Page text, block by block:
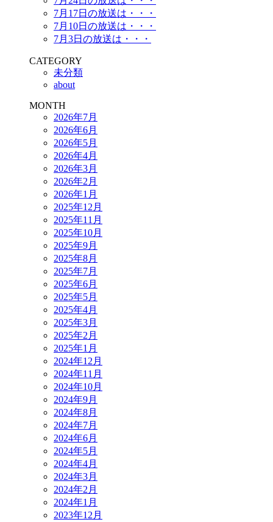
7月17日の放送は・・・
7月10日の放送は・・・
7月3日の放送は・・・
CATEGORY
未分類
about
MONTH
2026年7月
2026年6月
2026年5月
2026年4月
2026年3月
2026年2月
2026年1月
2025年12月
2025年11月
2025年10月
2025年9月
2025年8月
2025年7月
2025年6月
2025年5月
2025年4月
2025年3月
2025年2月
2025年1月
2024年12月
2024年11月
2024年10月
2024年9月
2024年8月
2024年7月
2024年6月
2024年5月
2024年4月
2024年3月
2024年2月
2024年1月
2023年12月